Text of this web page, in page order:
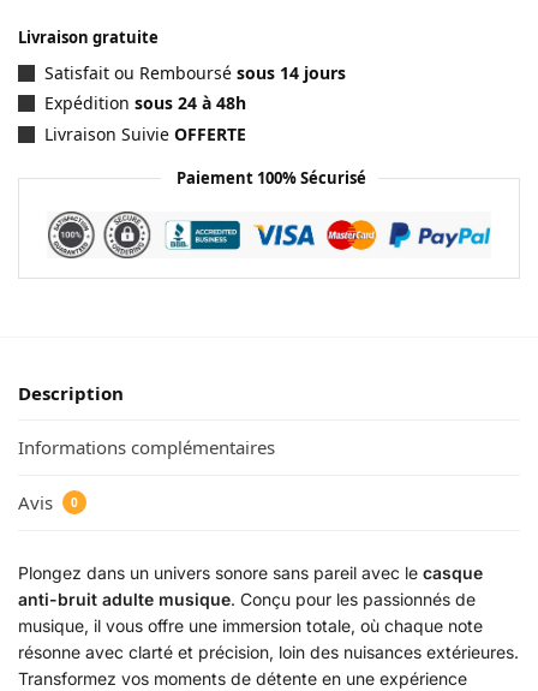
Livraison gratuite
Satisfait ou Remboursé sous 14 jours
Expédition sous 24 à 48h
Livraison Suivie OFFERTE
Paiement 100% Sécurisé
Description
Informations complémentaires
Avis 0
Plongez dans un univers sonore sans pareil avec le casque
anti-bruit adulte musique. Conçu pour les passionnés de
musique, il vous offre une immersion totale, où chaque note
résonne avec clarté et précision, loin des nuisances extérieures.
Transformez vos moments de détente en une expérience